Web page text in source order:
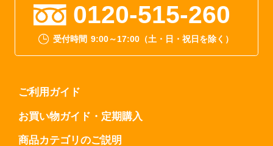
0120-515-260
受付時間 9:00～17:00（土・日・祝日を除く）
ご利用ガイド
お買い物ガイド・定期購入
商品カテゴリのご説明